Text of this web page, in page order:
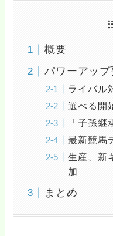
概要
パワーアップ
ライバル
選べる開
「子孫
最新競馬
生産、新
加
まとめ